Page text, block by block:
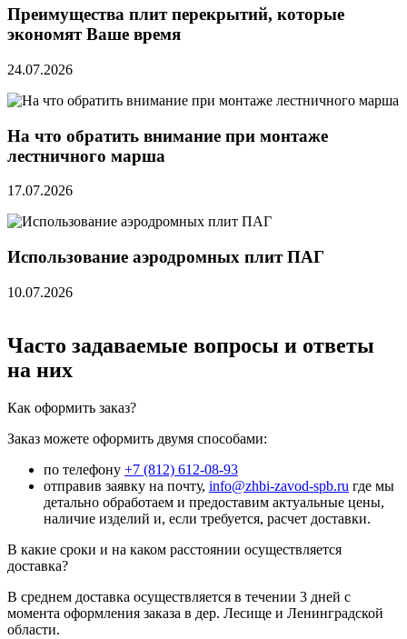
Преимущества плит перекрытий, которые
экономят Ваше время
24.07.2026
На что обратить внимание при монтаже
лестничного марша
17.07.2026
Использование аэродромных плит ПАГ
10.07.2026
Часто задаваемые вопросы и ответы
на них
Как оформить заказ?
Заказ можете оформить двумя способами:
по телефону +7 (812) 612-08-93
отправив заявку на почту, info@zhbi-zavod-spb.ru где мы
детально обработаем и предоставим актуальные цены,
наличие изделий и, если требуется, расчет доставки.
В какие сроки и на каком расстоянии осуществляется
доставка?
В среднем доставка осуществляется в течении 3 дней с
момента оформления заказа в дер. Лесище и Ленинградской
области.